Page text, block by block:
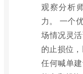
观察分析
力。 一个
场情况灵
的止损位
任何喊单